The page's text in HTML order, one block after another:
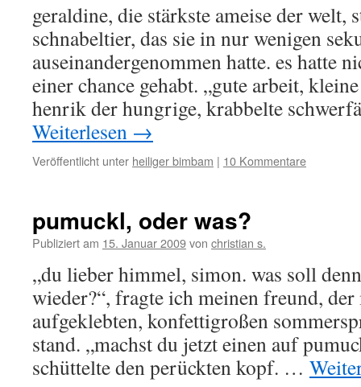
geraldine, die stärkste ameise der welt,
schnabeltier, das sie in nur wenigen
auseinandergenommen hatte. es hatte
einer chance gehabt. „gute arbeit,
henrik der hungrige, krabbelte
Weiterlesen →
Veröffentlicht unter heiliger bimbam | 10 Kommentare
pumuckl, oder was?
Publiziert am 15. Januar 2009von christian s.
„du lieber himmel, simon. was soll
wieder?“, fragte ich meinen freund,
aufgeklebten, konfettigroßen
stand. „machst du jetzt einen auf
schüttelte den perückten kopf. …